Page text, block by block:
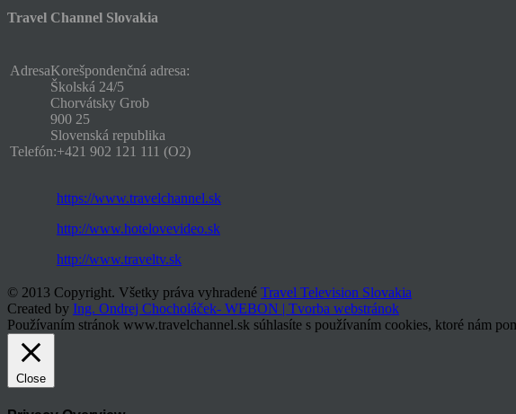
Travel Channel Slovakia
AdresaKorešpondenčná adresa:
Školská 24/5
Chorvátsky Grob
900 25
Slovenská republika
Telefón:+421 902 121 111 (O2)
https://www.travelchannel.sk
http://www.hotelovevideo.sk
http://www.traveltv.sk
© 2013 Copyright. Všetky práva vyhradené Travel Television Slovakia
Created by Ing. Ondrej Chocholáček- WEBON | Tvorba webstránok
Používaním stránok www.travelchannel.sk súhlasíte s používaním cookies, ktoré nám
Close